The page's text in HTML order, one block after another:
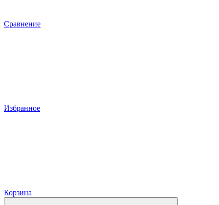
Сравнение
Избранное
Корзина